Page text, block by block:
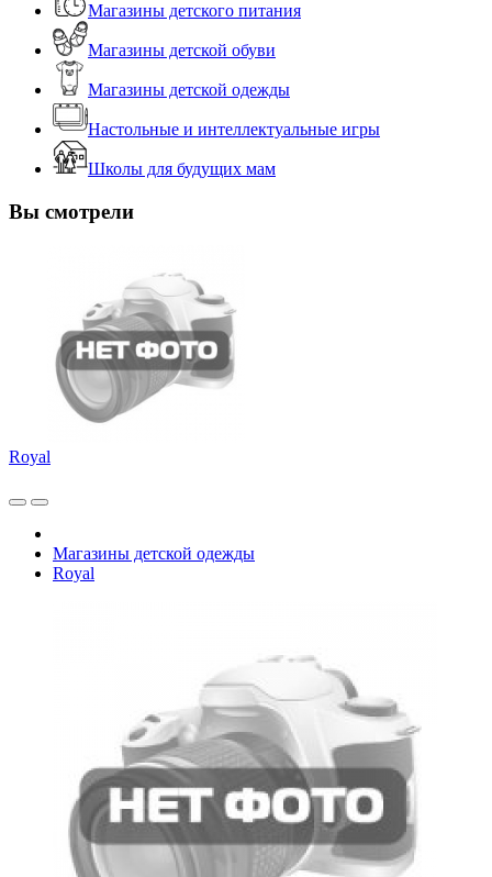
Магазины детского питания
Магазины детской обуви
Магазины детской одежды
Настольные и интеллектуальные игры
Школы для будущих мам
Вы смотрели
Royal
Магазины детской одежды
Royal